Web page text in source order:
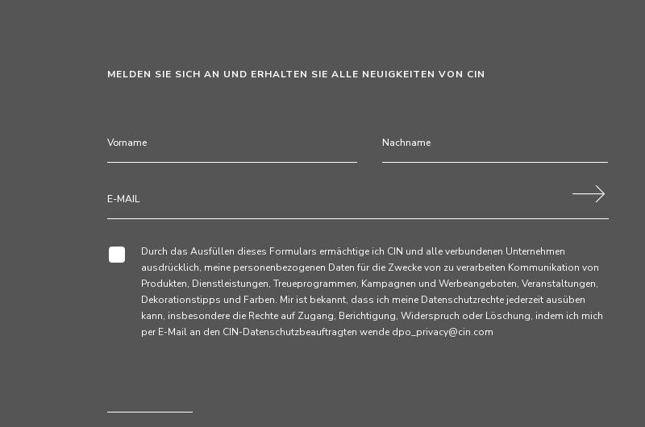
MELDEN SIE SICH AN UND ERHALTEN SIE ALLE NEUIGKEITEN VON CIN
Durch das Ausfüllen dieses Formulars ermächtige ich CIN und alle verbundenen Unternehmen
ausdrücklich, meine personenbezogenen Daten für die Zwecke von zu verarbeiten Kommunikation von
Produkten, Dienstleistungen, Treueprogrammen, Kampagnen und Werbeangeboten, Veranstaltungen,
Dekorationstipps und Farben. Mir ist bekannt, dass ich meine Datenschutzrechte jederzeit ausüben
kann, insbesondere die Rechte auf Zugang, Berichtigung, Widerspruch oder Löschung, indem ich mich
per E-Mail an den CIN-Datenschutzbeauftragten wende dpo_privacy@cin.com